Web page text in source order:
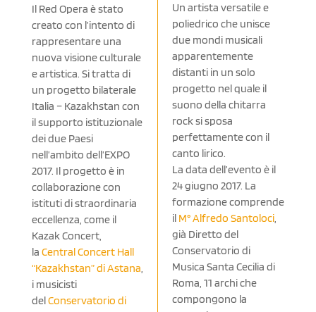
Il Red Opera è stato
creato con l’intento di
rappresentare una
nuova visione culturale
e artistica. Si tratta di
un progetto bilaterale
Italia – Kazakhstan con
il supporto istituzionale
dei due Paesi
nell’ambito dell’EXPO
2017. Il progetto è in
collaborazione con
istituti di straordinaria
eccellenza, come il
Kazak Concert,
la Central Concert Hall
“Kazakhstan” di Astana,
i musicisti
delConservatorio di
Un artista versatile e
poliedrico che unisce
due mondi musicali
apparentemente
distanti in un solo
progetto nel quale il
suono della chitarra
rock si sposa
perfettamente con il
canto lirico.
La data dell’evento è il
24 giugno 2017. La
formazione comprende
il M° Alfredo Santoloci,
già Diretto del
Conservatorio di
Musica Santa Cecilia di
Roma, 11 archi che
compongono la